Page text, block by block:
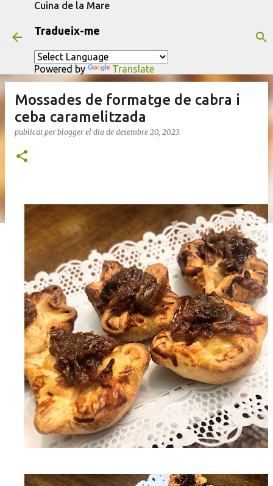
Cuina de la Mare
Tradueix-me
Powered by Translate
Mossades de formatge de cabra i
ceba caramelitzada
publicat per blogger el dia de desembre 20, 2023